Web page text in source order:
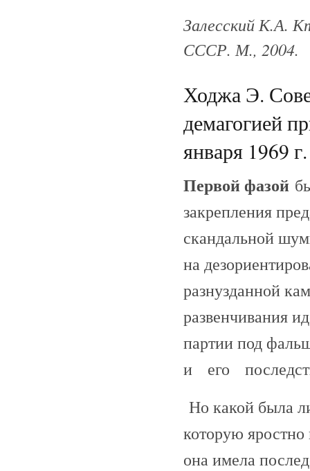
Залесский К.А.
СССР. М., 2004.
Ходжа Э.
демагогией
января 1969 г.
Первой фазой
закрепления
скандальной
на
разнузданной
развенчивания
партии под
и его
Но какой была
которую
она имела